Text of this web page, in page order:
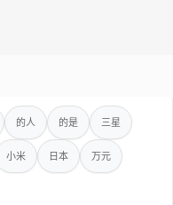
的人 的是 三星
小米 日本 万元